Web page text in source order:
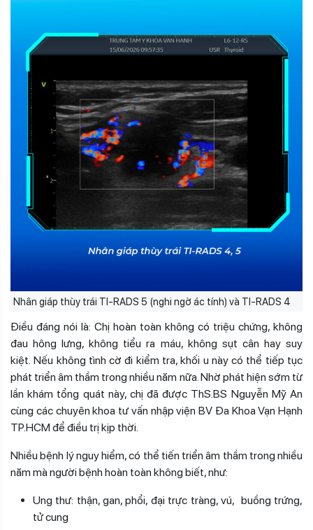
Nhân giáp thùy trái TI-RADS 5 (nghi ngờ ác tính) và TI-RADS 4
Điều đáng nói là: Chị hoàn toàn không có triệu chứng, không
đau hông lưng, không tiểu ra máu, không sụt cân hay suy
kiệt.Nếu không tình cờ đi kiểm tra, khối u này có thể tiếp tục
phát triển âm thầm trong nhiều năm nữa. Nhờ phát hiện sớm từ
lần khám tổng quát này, chị đã được ThS.BS Nguyễn Mỹ An
cùng các chuyên khoa tư vấn nhập viện BV Đa Khoa Vạn Hạnh
TP.HCM để điều trị kịp thời.
Nhiều bệnh lý nguy hiểm, có thể tiến triển âm thầm trong nhiều
năm mà người bệnh hoàn toàn không biết, như:
Ung thư: thận, gan, phổi, đại trực tràng, vú, buồng trứng,
tử cung